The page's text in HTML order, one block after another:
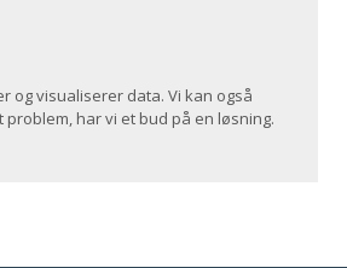
og visualiserer data. Vi kan også
har vi et bud på en løsning.